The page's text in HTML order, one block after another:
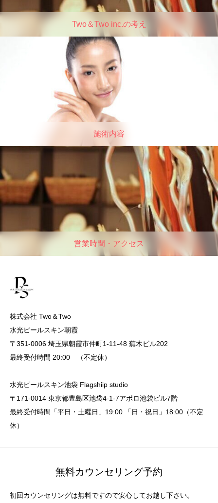
Two＆Two inc.の考え
施術内容
営業時間・アクセス
株式会社 Two＆Two
水光ピールスキン朝霞
〒351-0006 埼玉県朝霞市仲町1-11-48 蕪木ビル202
最終受付時間 20:00 （不定休）
水光ピールスキン池袋 Flagshiip studio
〒171-0014 東京都豊島区池袋4-1-7アポロ池袋ビル7階
最終受付時間「平日・土曜日」19:00 「日・祝日」18:00（不定
休）
無料カウンセリング予約
初回カウンセリングは無料ですので安心してお越し下さい。